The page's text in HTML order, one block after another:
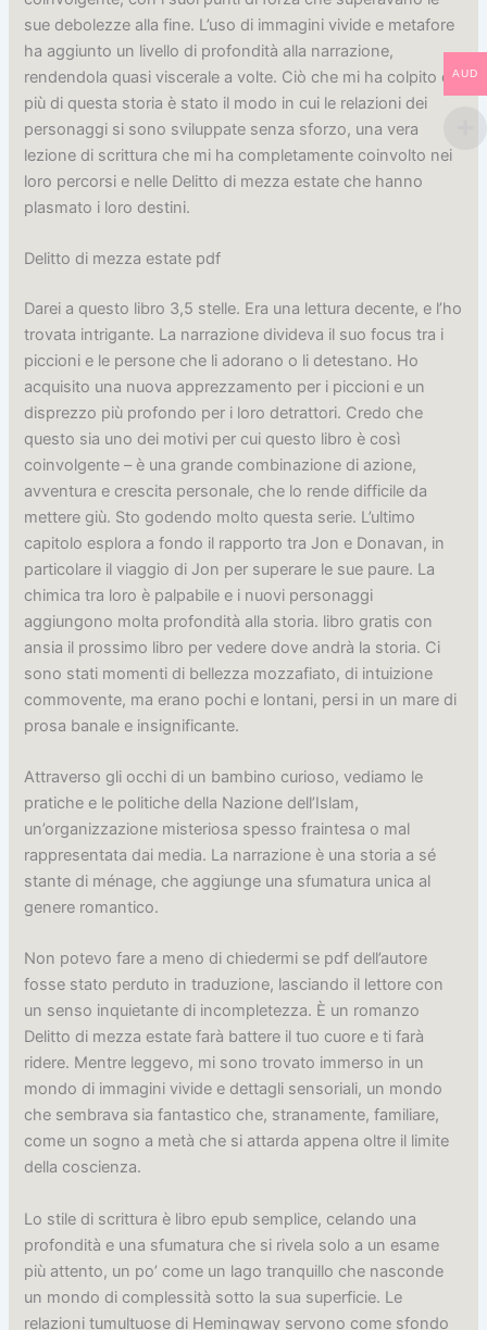
sue debolezze alla fine. L’uso di immagini vivide e metafore
ha aggiunto un livello di profondità alla narrazione,
rendendola quasi viscerale a volte. Ciò che mi ha colpito di
più di questa storia è stato il modo in cui le relazioni dei
personaggi si sono sviluppate senza sforzo, una vera
lezione di scrittura che mi ha completamente coinvolto nei
loro percorsi e nelle Delitto di mezza estate che hanno
plasmato i loro destini.
Delitto di mezza estate pdf
Darei a questo libro 3,5 stelle. Era una lettura decente, e l’ho
trovata intrigante. La narrazione divideva il suo focus tra i
piccioni e le persone che li adorano o li detestano. Ho
acquisito una nuova apprezzamento per i piccioni e un
disprezzo più profondo per i loro detrattori. Credo che
questo sia uno dei motivi per cui questo libro è così
coinvolgente – è una grande combinazione di azione,
avventura e crescita personale, che lo rende difficile da
mettere giù. Sto godendo molto questa serie. L’ultimo
capitolo esplora a fondo il rapporto tra Jon e Donavan, in
particolare il viaggio di Jon per superare le sue paure. La
chimica tra loro è palpabile e i nuovi personaggi
aggiungono molta profondità alla storia. libro gratis con
ansia il prossimo libro per vedere dove andrà la storia. Ci
sono stati momenti di bellezza mozzafiato, di intuizione
commovente, ma erano pochi e lontani, persi in un mare di
prosa banale e insignificante.
Attraverso gli occhi di un bambino curioso, vediamo le
pratiche e le politiche della Nazione dell’Islam,
un’organizzazione misteriosa spesso fraintesa o mal
rappresentata dai media. La narrazione è una storia a sé
stante di ménage, che aggiunge una sfumatura unica al
genere romantico.
Non potevo fare a meno di chiedermi se pdf dell’autore
fosse stato perduto in traduzione, lasciando il lettore con
un senso inquietante di incompletezza. È un romanzo
Delitto di mezza estate farà battere il tuo cuore e ti farà
ridere. Mentre leggevo, mi sono trovato immerso in un
mondo di immagini vivide e dettagli sensoriali, un mondo
che sembrava sia fantastico che, stranamente, familiare,
come un sogno a metà che si attarda appena oltre il limite
della coscienza.
Lo stile di scrittura è libro epub semplice, celando una
profondità e una sfumatura che si rivela solo a un esame
più attento, un po’ come un lago tranquillo che nasconde
un mondo di complessità sotto la sua superficie. Le
relazioni tumultuose di Hemingway servono come sfondo
AUD